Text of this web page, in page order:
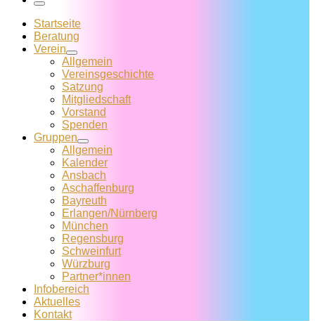
Menü
Startseite
Beratung
Verein
Allgemein
Vereins­geschichte
Satzung
Mitglied­schaft
Vorstand
Spenden
Gruppen
Allgemein
Kalender
Ansbach
Aschaffenburg
Bayreuth
Erlangen/Nürnberg
München
Regensburg
Schweinfurt
Würzburg
Partner*innen
Infobereich
Aktuelles
Kontakt